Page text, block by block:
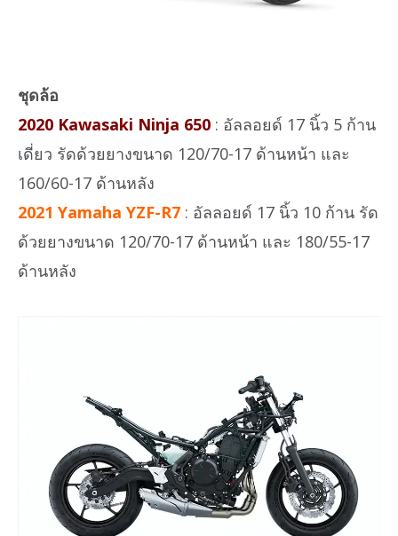
ชุดล้อ
2020 Kawasaki Ninja 650 : อัลลอยด์ 17 นิ้ว 5 ก้าน
เดี่ยว รัดด้วยยางขนาด 120/70-17 ด้านหน้า และ
160/60-17 ด้านหลัง
2021 Yamaha YZF-R7 : อัลลอยด์ 17 นิ้ว 10 ก้าน รัด
ด้วยยางขนาด 120/70-17 ด้านหน้า และ 180/55-17
ด้านหลัง